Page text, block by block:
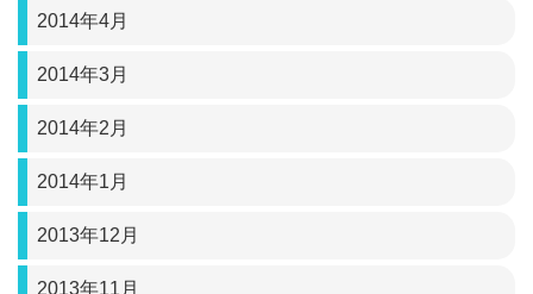
2014年4月
2014年3月
2014年2月
2014年1月
2013年12月
2013年11月